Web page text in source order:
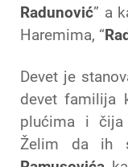
Radunović” a
Haremima, “
Devet je
devet familija
plućima i čija
Želim da ih